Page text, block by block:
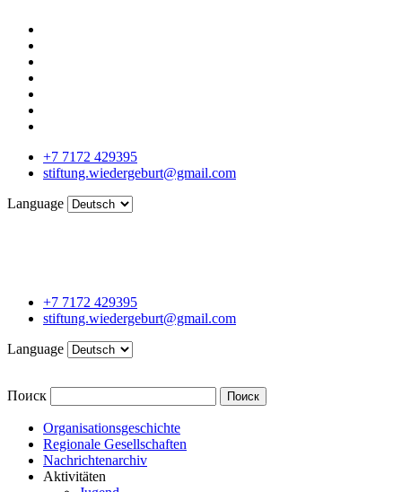
+7 7172 429395
stiftung.wiedergeburt@gmail.com
Language
+7 7172 429395
stiftung.wiedergeburt@gmail.com
Language
Поиск Поиск
Organisationsgeschichte
Regionale Gesellschaften
Nachrichtenarchiv
Aktivitäten